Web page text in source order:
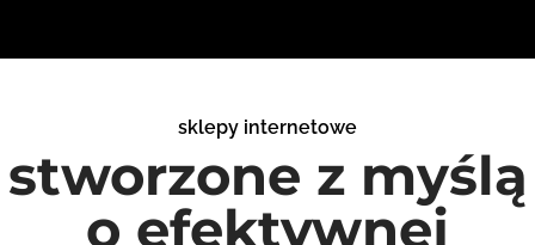
sklepy internetowe
stworzone z myślą
o efektywnej